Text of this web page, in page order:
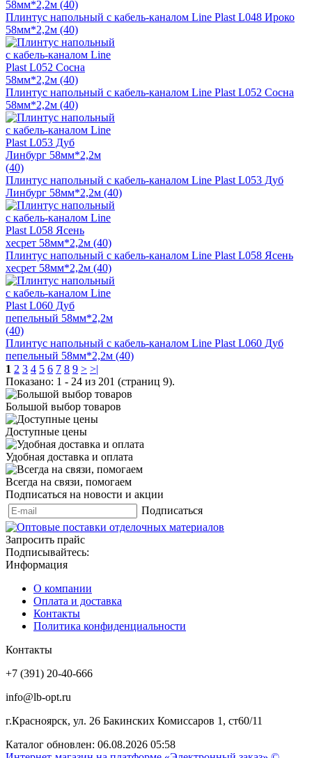
Плинтус напольный с кабель-каналом Line Plast L048 Ироко
58мм*2,2м (40)
Плинтус напольный с кабель-каналом Line Plast L052 Сосна
58мм*2,2м (40)
Плинтус напольный с кабель-каналом Line Plast L053 Дуб
Линбург 58мм*2,2м (40)
Плинтус напольный с кабель-каналом Line Plast L058 Ясень
хесрет 58мм*2,2м (40)
Плинтус напольный с кабель-каналом Line Plast L060 Дуб
пепельный 58мм*2,2м (40)
1 2 3 4 5 6 7 8 9 > >|
Показано: 1 - 24 из 201 (страниц 9).
Большой выбор товаров
Доступные цены
Удобная доставка и оплата
Всегда на связи, помогаем
Подписаться на новости и акции
Подписаться
Запросить прайс
Подписывайтесь:
Информация
О компании
Оплата и доставка
Контакты
Политика конфиденциальности
Контакты
+7 (391) 20-40-666
info@lb-opt.ru
г.Красноярск, ул. 26 Бакинских Комиссаров 1, ст60/11
Каталог обновлен: 06.08.2026 05:58